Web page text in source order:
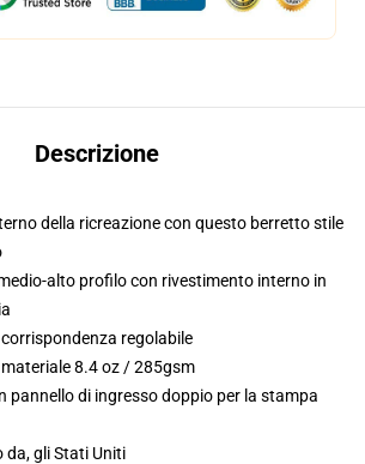
Descrizione
della ricreazione con questo berretto stile
alto profilo con rivestimento interno in
regolabile
8.4 oz / 285gsm
pannello di ingresso doppio per la stampa
da, gli Stati Uniti